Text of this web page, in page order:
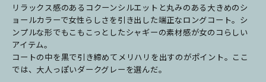
リラックス感のあるコクーンシルエットと丸みのある大きめのシ
ョールカラーで女性らしさを引き出した端正なロングコート。シ
ンプルな形でもこもこっとしたシャギーの素材感が女のコらしい
アイテム。
コートの中を黒で引き締めてメリハリを出すのがポイント。ここ
では、大人っぽいダークグレーを選んだ。